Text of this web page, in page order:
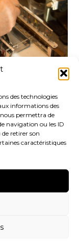
des technologies
informations des
permettra de
navigation ou les ID
de retirer son
caractéristiques
NOS OUTILS